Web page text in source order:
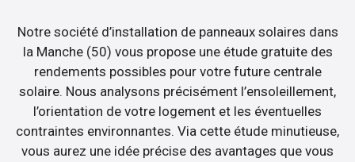
Notre société d’installation de panneaux solaires dans
la Manche (50) vous propose une étude gratuite des
rendements possibles pour votre future centrale
solaire. Nous analysons précisément l’ensoleillement,
l’orientation de votre logement et les éventuelles
contraintes environnantes. Via cette étude minutieuse,
vous aurez une idée précise des avantages que vous